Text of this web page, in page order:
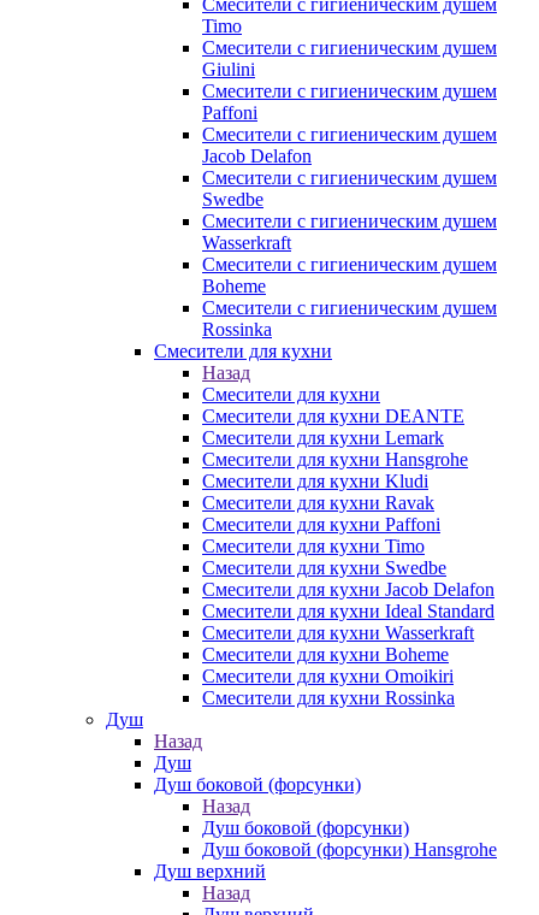
Смесители с гигиеническим душем
Timo
Смесители с гигиеническим душем
Giulini
Смесители с гигиеническим душем
Paffoni
Смесители с гигиеническим душем
Jacob Delafon
Смесители с гигиеническим душем
Swedbe
Смесители с гигиеническим душем
Wasserkraft
Смесители с гигиеническим душем
Boheme
Смесители с гигиеническим душем
Rossinka
Смесители для кухни
Назад
Смесители для кухни
Смесители для кухни DEANTE
Смесители для кухни Lemark
Смесители для кухни Hansgrohe
Смесители для кухни Kludi
Смесители для кухни Ravak
Смесители для кухни Paffoni
Смесители для кухни Timo
Смесители для кухни Swedbe
Смесители для кухни Jacob Delafon
Смесители для кухни Ideal Standard
Смесители для кухни Wasserkraft
Смесители для кухни Boheme
Смесители для кухни Omoikiri
Смесители для кухни Rossinka
Душ
Назад
Душ
Душ боковой (форсунки)
Назад
Душ боковой (форсунки)
Душ боковой (форсунки) Hansgrohe
Душ верхний
Назад